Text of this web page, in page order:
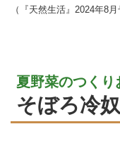
（『天然生活』2024年8月
夏野菜のつくり
そぼろ冷